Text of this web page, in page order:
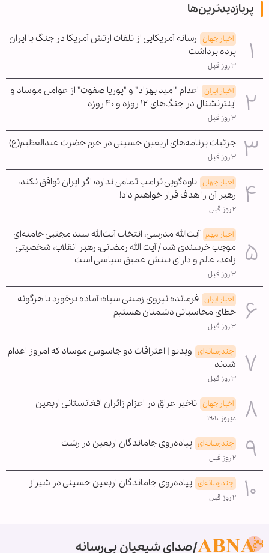
پربازدیدترین‌ها
اخبار جهان رسانه آمریکایی از تلفات ارتش آمریکا در جنگ با ایران
پرده برداشت
۳ روز قبل
اخبار ایران اعدام "امید بهزاد" و "پوریا صفوت" از عوامل موساد و
اینترنشنال در جنگ‌های ۱۲ روزه و ۴۰ روزه
۳ روز قبل
جزئیات برنامه‌های اربعین حسینی در حرم حضرت عبدالعظیم(ع)
۳ روز قبل
اخبار جهان یاوه‌گویی ترامپ تمامی ندارد؛ اگر ایران توافق نکند،
رهبر آن را هدف قرار خواهیم داد!
۲ روز قبل
اخبار مهم آیت‌الله مدرسی: انتخاب آیت‌الله سید مجتبی خامنه‌ای
موجب خرسندی شد / آیت الله رمضانی: رهبر انقلاب، شخصیتی
زاهد، عالم و دارای بینش عمیق سیاسی است
۳ روز قبل
اخبار ایران فرمانده نیروی زمینی سپاه: آماده برخورد با هرگونه
خطای محاسباتی دشمنان هستیم
۳ روز قبل
چندرسانه‌ای ویدیو | اعترافات دو جاسوس موساد که امروز اعدام
شدند
۳ روز قبل
اخبار جهان تأخیر عراق در اعزام زائران افغانستانی اربعین
دیروز ۱۹:۱۰
چندرسانه‌ای پیاده‌روی جاماندگان اربعین در رشت
۲ روز قبل
چندرسانه‌ای پیاده‌روی جاماندگان اربعین حسینی در شیراز
۲ روز قبل
صدای شیعیان بی‌رسانه